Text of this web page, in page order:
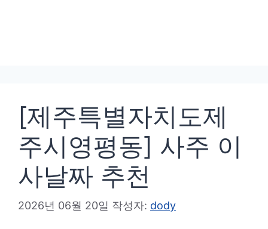
[제주특별자치도제
주시영평동] 사주 이
사날짜 추천
2026년 06월 20일 작성자: dody